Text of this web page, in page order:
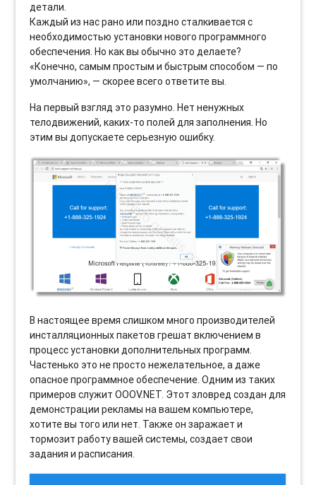
детали.
Каждый из нас рано или поздно сталкивается с
необходимостью установки нового программного
обеспечения. Но как вы обычно это делаете?
«Конечно, самым простым и быстрым способом — по
умолчанию», — скорее всего ответите вы.
На первый взгляд это разумно. Нет ненужных
телодвижений, каких-то полей для заполнения. Но
этим вы допускаете серьезную ошибку.
В настоящее время слишком много производителей
инсталляционных пакетов грешат включением в
процесс установки дополнительных программ.
Частенько это не просто нежелательное, а даже
опасное программное обеспечение. Одним из таких
примеров служит OOOV.NET. Этот зловред создан для
демонстрации рекламы на вашем компьютере,
хотите вы того или нет. Также он заражает и
тормозит работу вашей системы, создает свои
задания и расписания.